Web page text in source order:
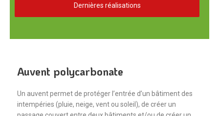
Dernières réalisations
Auvent polycarbonate
Un auvent permet de protéger l’entrée d’un bâtiment des
intempéries (pluie, neige, vent ou soleil), de créer un